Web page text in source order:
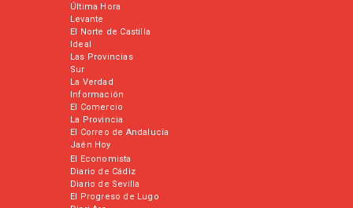
Última Hora
Levante
El Norte de Castilla
Ideal
Las Provincias
Sur
La Verdad
Información
El Comercio
La Provincia
El Correo de Andalucía
Jaén Hoy
El Economista
Diario de Cádiz
Diario de Sevilla
El Progreso de Lugo